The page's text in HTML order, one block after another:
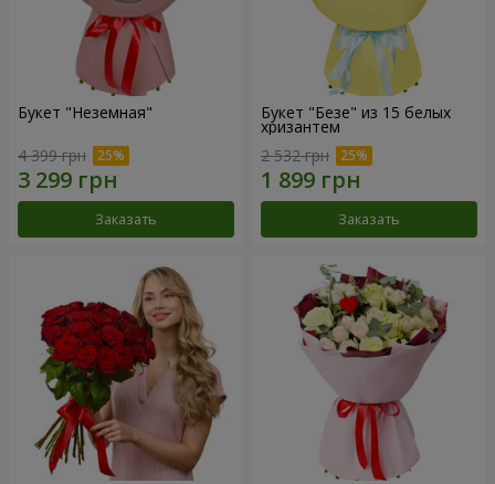
Букет "Неземная"
4 399 грн
Заказать
Букет "Безе" из 15 белых
хризантем
2 532 грн
Заказать